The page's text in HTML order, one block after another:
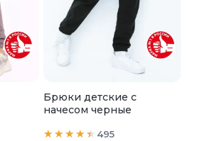
Брюки детские с
начесом черные
495